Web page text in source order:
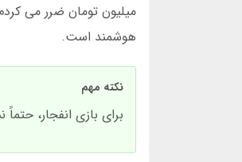
میلیون تومان ضرر می
هوشمند است.
نکته مهم
برای بازی انفجار، حتماً نسخه 2025 نرم افزارها را دانلود کنید. نسخه های قدیمی قادر به